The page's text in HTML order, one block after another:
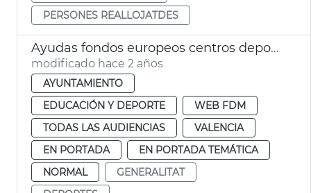
PERSONES REALLOJATDES
Ayudas fondos europeos centros deportivos
modificado hace 2 años
AYUNTAMIENTO
EDUCACIÓN Y DEPORTE
WEB FDM
TODAS LAS AUDIENCIAS
VALENCIA
EN PORTADA
EN PORTADA TEMÁTICA
NORMAL
GENERALITAT